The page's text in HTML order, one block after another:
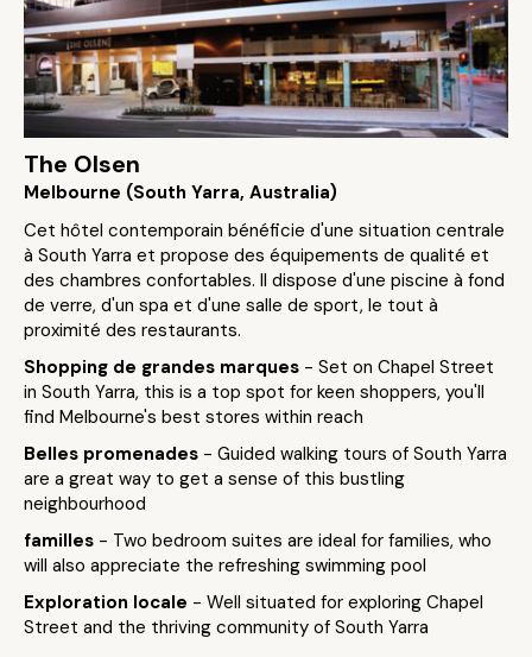
The Olsen
Melbourne (South Yarra, Australia)
Cet hôtel contemporain bénéficie d'une situation centrale
à South Yarra et propose des équipements de qualité et
des chambres confortables. Il dispose d'une piscine à fond
de verre, d'un spa et d'une salle de sport, le tout à
proximité des restaurants.
Shopping de grandes marques - Set on Chapel Street
in South Yarra, this is a top spot for keen shoppers, you'll
find Melbourne's best stores within reach
Belles promenades - Guided walking tours of South Yarra
are a great way to get a sense of this bustling
neighbourhood
familles - Two bedroom suites are ideal for families, who
will also appreciate the refreshing swimming pool
Exploration locale - Well situated for exploring Chapel
Street and the thriving community of South Yarra